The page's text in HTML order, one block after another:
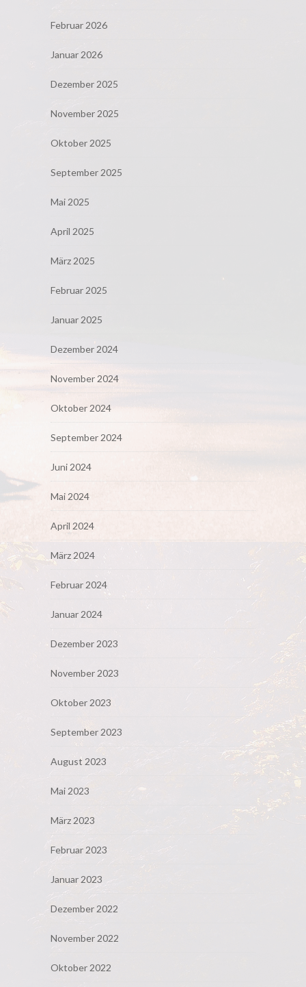
Februar 2026
Januar 2026
Dezember 2025
November 2025
Oktober 2025
September 2025
Mai 2025
April 2025
März 2025
Februar 2025
Januar 2025
Dezember 2024
November 2024
Oktober 2024
September 2024
Juni 2024
Mai 2024
April 2024
März 2024
Februar 2024
Januar 2024
Dezember 2023
November 2023
Oktober 2023
September 2023
August 2023
Mai 2023
März 2023
Februar 2023
Januar 2023
Dezember 2022
November 2022
Oktober 2022